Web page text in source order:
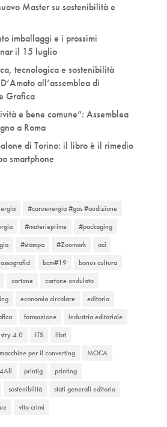
Master su sostenibilità e
imballaggi e i prossimi
il 15 luglio
tecnologica e sostenibilità
all’assemblea di
Grafica
e bene comune”: Assemblea
a Roma
di Torino: il libro è il rimedio
smartphone
#caroenergia #gas #audizione
#materieprime
#packaging
#stampa #Zoomark
aci
assografici bcm#19
bonus cultura
cartone
cartone ondulato
economia circolare
editoria
formazione
industria editoriale
4.0 ITS
libri
macchine per il converting
MOCA
printig
printing
sostenibilità
stati generali editoria
vito crimi